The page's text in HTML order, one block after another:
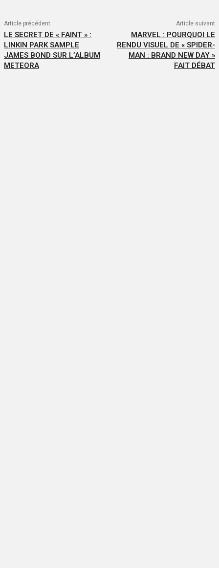
Article précédent
LE SECRET DE « FAINT » :
LINKIN PARK SAMPLE
JAMES BOND SUR L’ALBUM
METEORA
Article suivant
MARVEL : POURQUOI LE
RENDU VISUEL DE « SPIDER-
MAN : BRAND NEW DAY »
FAIT DÉBAT